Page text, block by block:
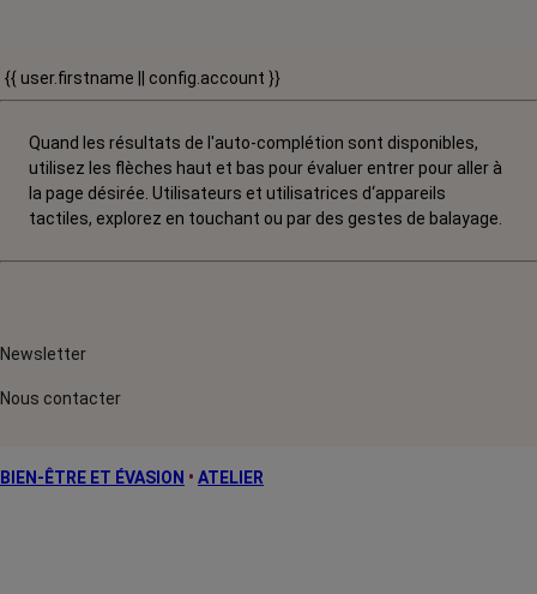
{{ user.firstname || config.account }}
Quand les résultats de l'auto-complétion sont disponibles,
utilisez les flèches haut et bas pour évaluer entrer pour aller à
la page désirée. Utilisateurs et utilisatrices d‘appareils
tactiles, explorez en touchant ou par des gestes de balayage.
Newsletter
Nous contacter
BIEN-ÊTRE ET ÉVASION • ATELIER